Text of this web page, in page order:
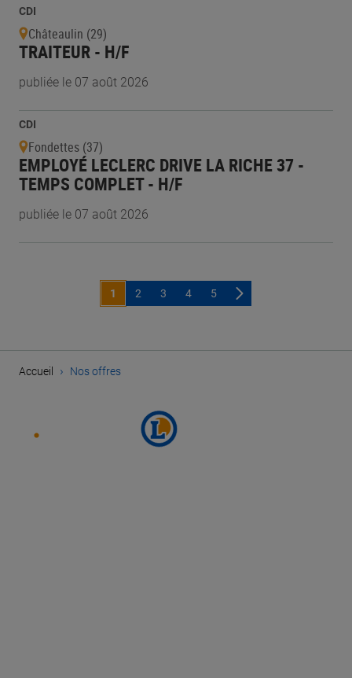
CDI
Châteaulin (29)
TRAITEUR - H/F
publiée le 07 août 2026
CDI
Fondettes (37)
EMPLOYÉ LECLERC DRIVE LA RICHE 37 -
TEMPS COMPLET - H/F
publiée le 07 août 2026
1 2 3 4 5
Accueil › Nos offres